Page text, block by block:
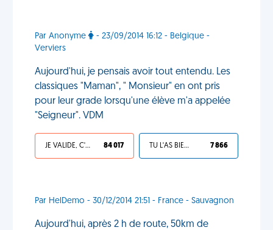
Par Anonyme
- 23/09/2014 16:12 - Belgique -
Verviers
Aujourd'hui, je pensais avoir tout entendu. Les
classiques "Maman", " Monsieur" en ont pris
pour leur grade lorsqu'une élève m'a appelée
"Seigneur". VDM
JE VALIDE, C'EST UNE VDM 84 017 TU L'AS BIEN MÉRITÉ 7 866
Par HelDemo - 30/12/2014 21:51 - France - Sauvagnon
Aujourd'hui, après 2 h de route, 50km de